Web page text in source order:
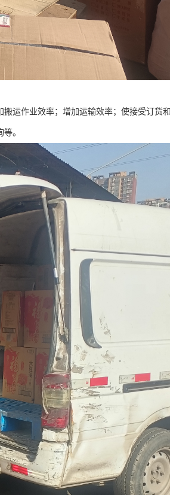
运作业效率；增加运输效率；使接受订货
。